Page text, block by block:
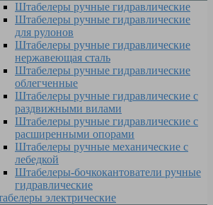
Штабелеры ручные гидравлические
Штабелеры ручные гидравлические
для рулонов
Штабелеры ручные гидравлические
нержавеющая сталь
Штабелеры ручные гидравлические
облегченные
Штабелеры ручные гидравлические с
раздвижными вилами
Штабелеры ручные гидравлические с
расширенными опорами
Штабелеры ручные механические с
лебедкой
Штабелеры-бочкокантователи ручные
гидравлические
электрические